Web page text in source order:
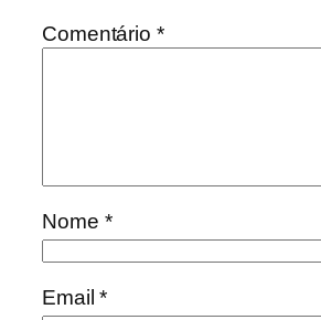
Comentário *
Nome *
Email*